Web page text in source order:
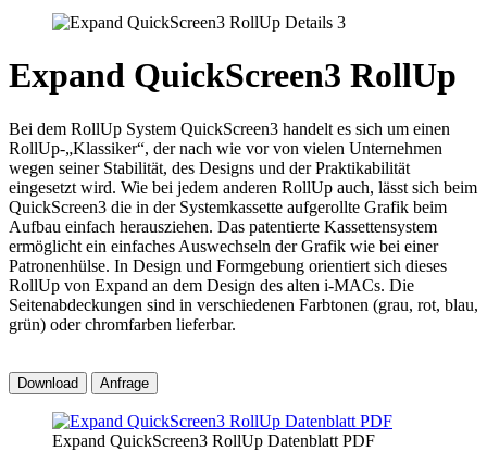
Expand QuickScreen3 RollUp
Bei dem RollUp System QuickScreen3 handelt es sich um einen
RollUp-„Klassiker“, der nach wie vor von vielen Unternehmen
wegen seiner Stabilität, des Designs und der Praktikabilität
eingesetzt wird. Wie bei jedem anderen RollUp auch, lässt sich beim
QuickScreen3 die in der Systemkassette aufgerollte Grafik beim
Aufbau einfach herausziehen. Das patentierte Kassettensystem
ermöglicht ein einfaches Auswechseln der Grafik wie bei einer
Patronenhülse. In Design und Formgebung orientiert sich dieses
RollUp von Expand an dem Design des alten i-MACs. Die
Seitenabdeckungen sind in verschiedenen Farbtonen (grau, rot, blau,
grün) oder chromfarben lieferbar.
Download Anfrage
Expand QuickScreen3 RollUp Datenblatt PDF